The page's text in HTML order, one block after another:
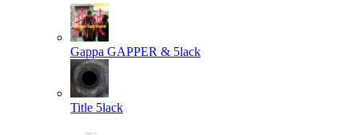
Gappa GAPPER & 5lack
Title 5lack